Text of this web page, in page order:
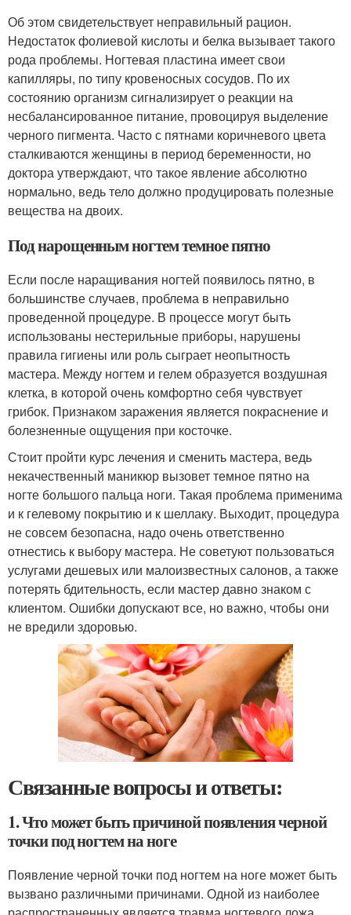
Об этом свидетельствует неправильный рацион.
Недостаток фолиевой кислоты и белка вызывает такого
рода проблемы. Ногтевая пластина имеет свои
капилляры, по типу кровеносных сосудов. По их
состоянию организм сигнализирует о реакции на
несбалансированное питание, провоцируя выделение
черного пигмента. Часто с пятнами коричневого цвета
сталкиваются женщины в период беременности, но
доктора утверждают, что такое явление абсолютно
нормально, ведь тело должно продуцировать полезные
вещества на двоих.
Под нарощенным ногтем темное пятно
Если после наращивания ногтей появилось пятно, в
большинстве случаев, проблема в неправильно
проведенной процедуре. В процессе могут быть
использованы нестерильные приборы, нарушены
правила гигиены или роль сыграет неопытность
мастера. Между ногтем и гелем образуется воздушная
клетка, в которой очень комфортно себя чувствует
грибок. Признаком заражения является покраснение и
болезненные ощущения при косточке.
Стоит пройти курс лечения и сменить мастера, ведь
некачественный маникюр вызовет темное пятно на
ногте большого пальца ноги. Такая проблема применима
и к гелевому покрытию и к шеллаку. Выходит, процедура
не совсем безопасна, надо очень ответственно
отнестись к выбору мастера. Не советуют пользоваться
услугами дешевых или малоизвестных салонов, а также
потерять бдительность, если мастер давно знаком с
клиентом. Ошибки допускают все, но важно, чтобы они
не вредили здоровью.
Связанные вопросы и ответы:
1. Что может быть причиной появления черной
точки под ногтем на ноге
Появление черной точки под ногтем на ноге может быть
вызвано различными причинами. Одной из наиболее